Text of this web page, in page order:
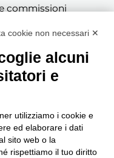
commissioni
confermato,
maggiorazione per i
optional. I dettagli
definitivo.
continuo
cookie non necessari ✕
alcuni
e
utilizziamo i cookie e
ed elaborare i dati
sito web o la
rispettiamo il tuo diritto